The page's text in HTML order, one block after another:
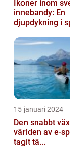
Ikoner inom
innebandy: En
djupdykning i
15 januari 2024
Den snabbt
världen av e-
tagit tä...